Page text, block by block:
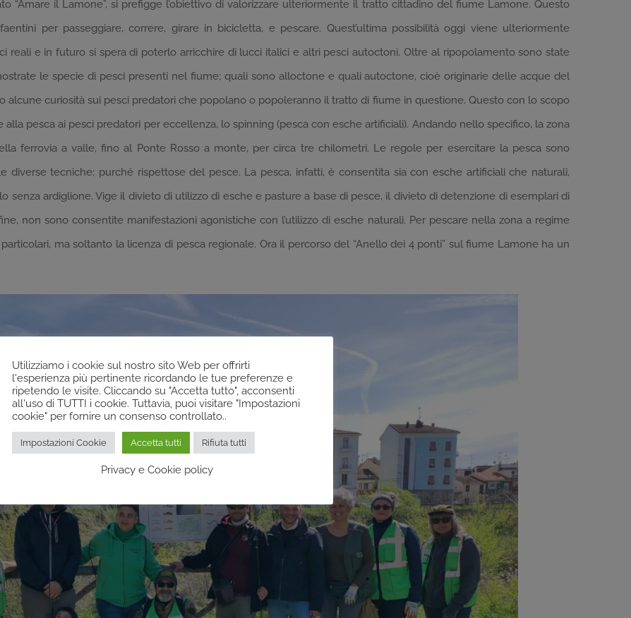
“Amare il Lamone”, si prefigge l’obiettivo di valorizzare ulteriormente il tratto cittadino del fiume Lamone. Questo
per passeggiare, correre, girare in bicicletta, e pescare. Quest’ultima possibilità oggi viene ulteriormente
reali e in futuro si spera di poterlo arricchire di lucci italici e altri pesci autoctoni. Oltre al ripopolamento sono state
le specie di pesci presenti nel fiume; quali sono alloctone e quali autoctone, cioè originarie delle acque del
alcune curiosità sui pesci predatori che popolano o popoleranno il tratto di fiume in questione. Questo con lo scopo
pesca ai pesci predatori per eccellenza, lo spinning (pesca con esche artificiali). Andando nello specifico, la zona
ferrovia a valle, fino al Ponte Rosso a monte, per circa tre chilometri. Le regole per esercitare la pesca sono
tecniche; purché rispettose del pesce. La pesca, infatti, è consentita sia con esche artificiali che naturali,
senza ardiglione. Vige il divieto di utilizzo di esche e pasture a base di pesce, il divieto di detenzione di esemplari di
non sono consentite manifestazioni agonistiche con l’utilizzo di esche naturali. Per pescare nella zona a regime
ma soltanto la licenza di pesca regionale. Ora il percorso del “Anello dei 4 ponti” sul fiume Lamone ha un
Utilizziamo i cookie sul nostro sito Web per offrirti
l'esperienza più pertinente ricordando le tue preferenze e
ripetendo le visite. Cliccando su "Accetta tutto", acconsenti
all'uso di TUTTI i cookie. Tuttavia, puoi visitare "Impostazioni
cookie" per fornire un consenso controllato..
Impostazioni Cookie Accetta tutti Rifiuta tutti
Privacy e Cookie policy